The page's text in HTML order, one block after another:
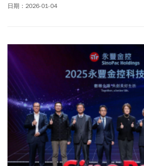
台積電1/15法說，以及1月底Fed利率決策會
日期：2026-01-04